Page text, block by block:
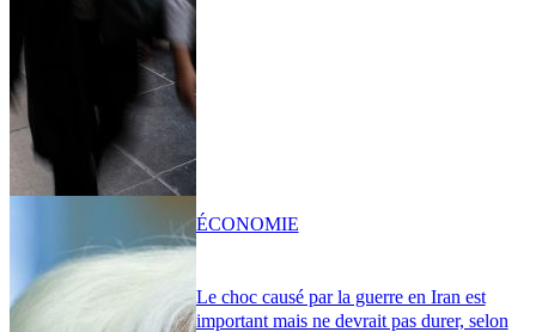
Le choc causé par la guerre en Iran est
important mais ne devrait pas durer, selon
ÉCONOMIE